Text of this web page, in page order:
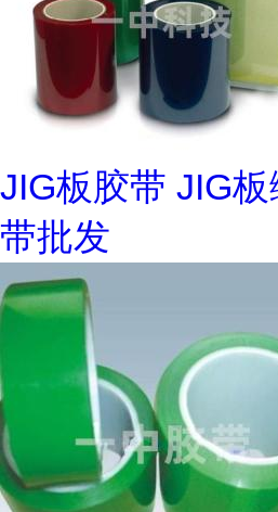
JIG板胶带 JIG
带批发